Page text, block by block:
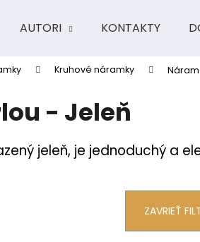
AUTORI KONTAKTY
Kruhové náramky
- Jeleň
jeleň, je jednoduchý a
ZAVRIEŤ
Čo potrebujete
Odporúčame